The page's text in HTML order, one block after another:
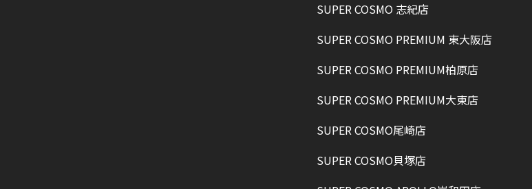
SUPER COSMO 志紀店
SUPER COSMO PREMIUM 東大阪店
SUPER COSMO PREMIUM柏原店
SUPER COSMO PREMIUM大東店
SUPER COSMO尾崎店
SUPER COSMO貝塚店